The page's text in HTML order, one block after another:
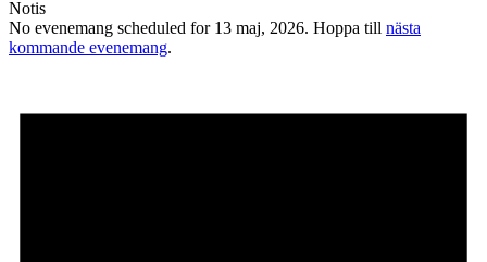
Notis
No evenemang scheduled for 13 maj, 2026. Hoppa till nästa
kommande evenemang.